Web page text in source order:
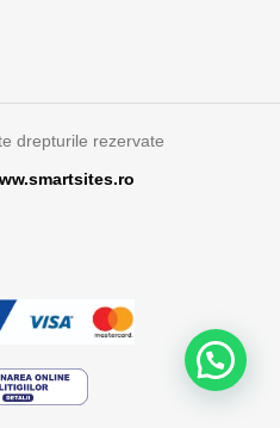
drepturile rezervate